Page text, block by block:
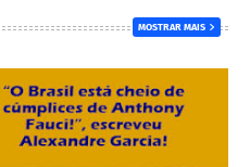
MOSTRAR MAIS